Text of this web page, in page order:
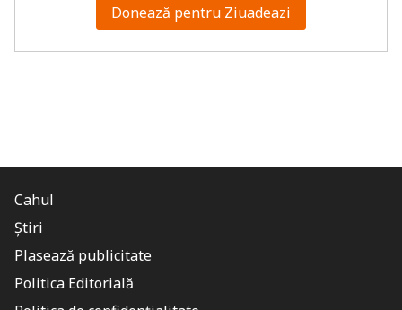
Donează pentru Ziuadeazi
Cahul
Știri
Plasează publicitate
Politica Editorială